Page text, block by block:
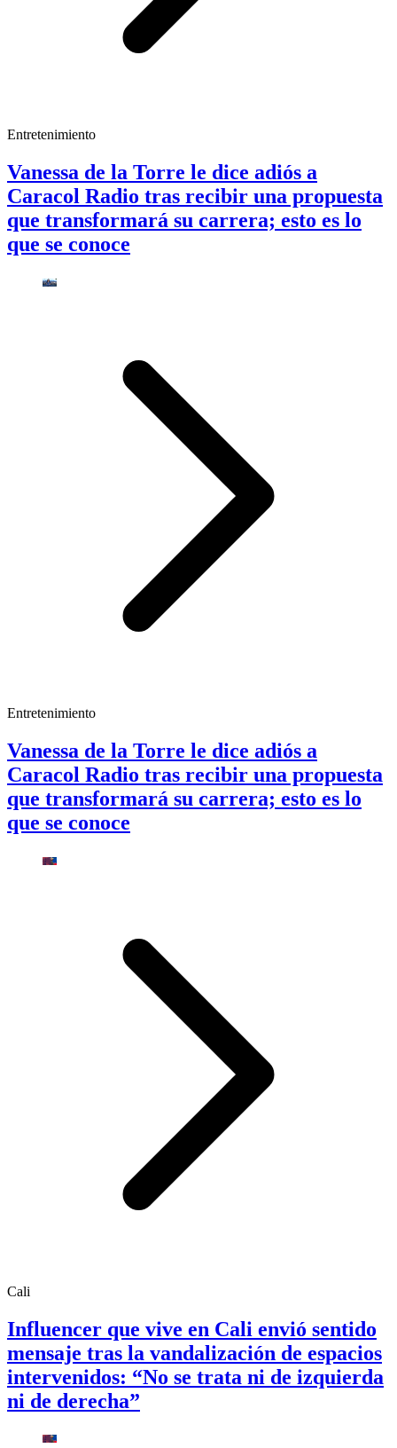
Entretenimiento
Vanessa de la Torre le dice adiós a
Caracol Radio tras recibir una propuesta
que transformará su carrera; esto es lo
que se conoce
Entretenimiento
Vanessa de la Torre le dice adiós a
Caracol Radio tras recibir una propuesta
que transformará su carrera; esto es lo
que se conoce
Cali
Influencer que vive en Cali envió sentido
mensaje tras la vandalización de espacios
intervenidos: “No se trata ni de izquierda
ni de derecha”